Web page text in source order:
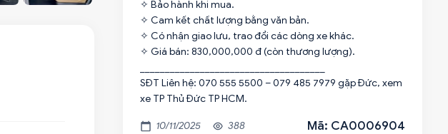
✧ Bảo hành khi mua.
✧ Cam kết chất lượng bằng văn bản.
✧ Có nhận giao lưu, trao đổi các dòng xe khác.
✧ Giá bán: 830,000,000 đ (còn thương lượng).
SĐT Liên hệ: 070 555 5500 – 079 485 7979 gặp Đức, xem
10/11/2025 388 Mã: CA0006904